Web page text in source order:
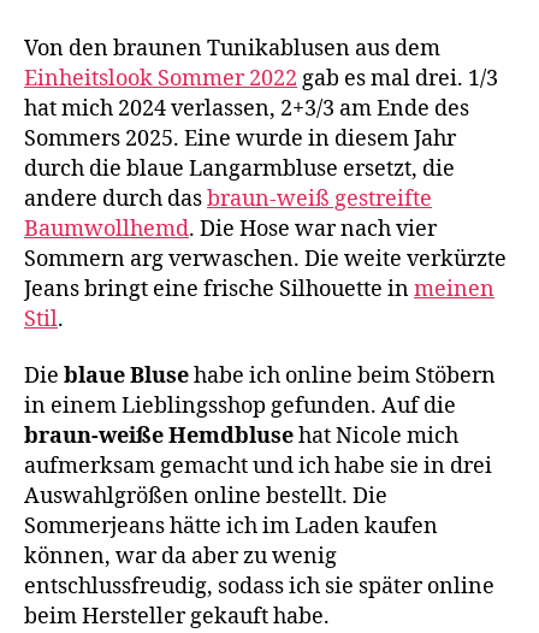
Von den braunen Tunikablusen aus dem
Einheitslook Sommer 2022 gab es mal drei. 1/3
hat mich 2024 verlassen, 2+3/3 am Ende des
Sommers 2025. Eine wurde in diesem Jahr
durch die blaue Langarmbluse ersetzt, die
andere durch dasbraun-weiß gestreifte
Baumwollhemd. Die Hose war nach vier
Sommern arg verwaschen. Die weite verkürzte
Jeans bringt eine frische Silhouette inmeinen
Stil.
Die blaue Blusehabe ich online beim Stöbern
in einem Lieblingsshop gefunden. Auf die
braun-weiße Hemdblusehat Nicole mich
aufmerksam gemacht und ich habe sie in drei
Auswahlgrößen online bestellt. Die
Sommerjeans hätte ich im Laden kaufen
können, war da aber zu wenig
entschlussfreudig, sodass ich sie später online
beim Hersteller gekauft habe.